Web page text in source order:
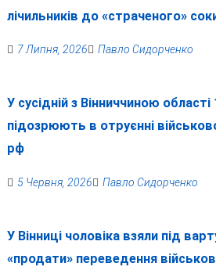
лічильників до «страченого»
7 Липня, 2026 Павло Сидорченко
У сусідній з Вінниччиною області
підозрюють в отруєнні
рф
5 Червня, 2026 Павло Сидорченко
У Вінниці чоловіка взяли під
«продати» переведення